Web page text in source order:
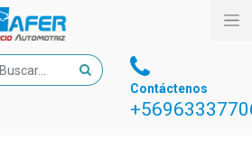
Contáctenos